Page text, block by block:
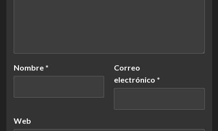
Nombre *
Correo
electrónico *
Web